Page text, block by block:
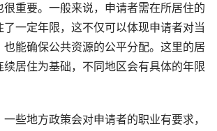
很重要。一般来说，申请者需在所居住的
一定年限，这不仅可以体现申请者对当
能确保公共资源的公平分配。这里的居
居住为基础，不同地区会有具体的年限
一些地方政策会对申请者的职业有要求，